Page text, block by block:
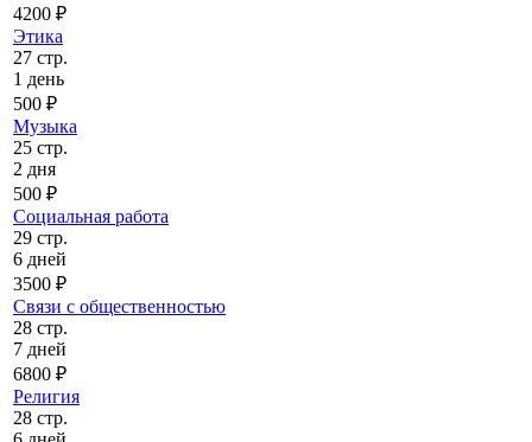
4200 ₽
Этика
27 стр.
1 день
500 ₽
Музыка
25 стр.
2 дня
500 ₽
Социальная работа
29 стр.
6 дней
3500 ₽
Связи с общественностью
28 стр.
7 дней
6800 ₽
Религия
28 стр.